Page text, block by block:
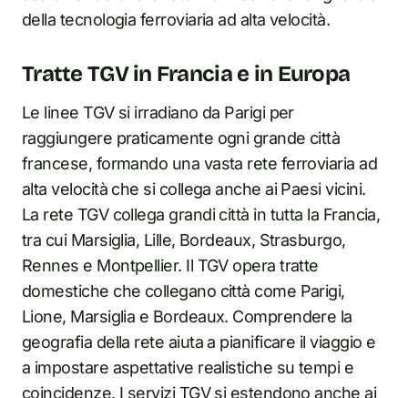
della tecnologia ferroviaria ad alta velocità.
Tratte TGV in Francia e in Europa
Le linee TGV si irradiano da Parigi per
raggiungere praticamente ogni grande città
francese, formando una vasta rete ferroviaria ad
alta velocità che si collega anche ai Paesi vicini.
La rete TGV collega grandi città in tutta la Francia,
tra cui Marsiglia, Lille, Bordeaux, Strasburgo,
Rennes e Montpellier. Il TGV opera tratte
domestiche che collegano città come Parigi,
Lione, Marsiglia e Bordeaux. Comprendere la
geografia della rete aiuta a pianificare il viaggio e
a impostare aspettative realistiche su tempi e
coincidenze. I servizi TGV si estendono anche ai